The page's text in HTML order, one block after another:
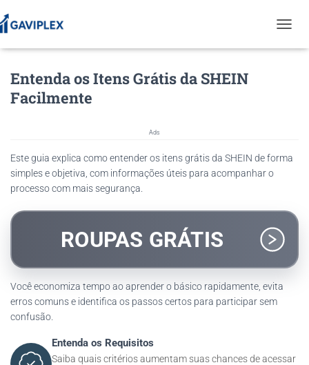
O
Entenda os Itens Grátis da SHEIN
Facilmente
Ads
Este guia explica como entender os itens grátis da SHEIN de forma
simples e objetiva, com informações úteis para acompanhar o
processo com mais segurança.
ROUPAS GRÁTIS
Você economiza tempo ao aprender o básico rapidamente, evita
erros comuns e identifica os passos certos para participar sem
confusão.
Entenda os Requisitos
Saiba quais critérios aumentam suas chances de acessar